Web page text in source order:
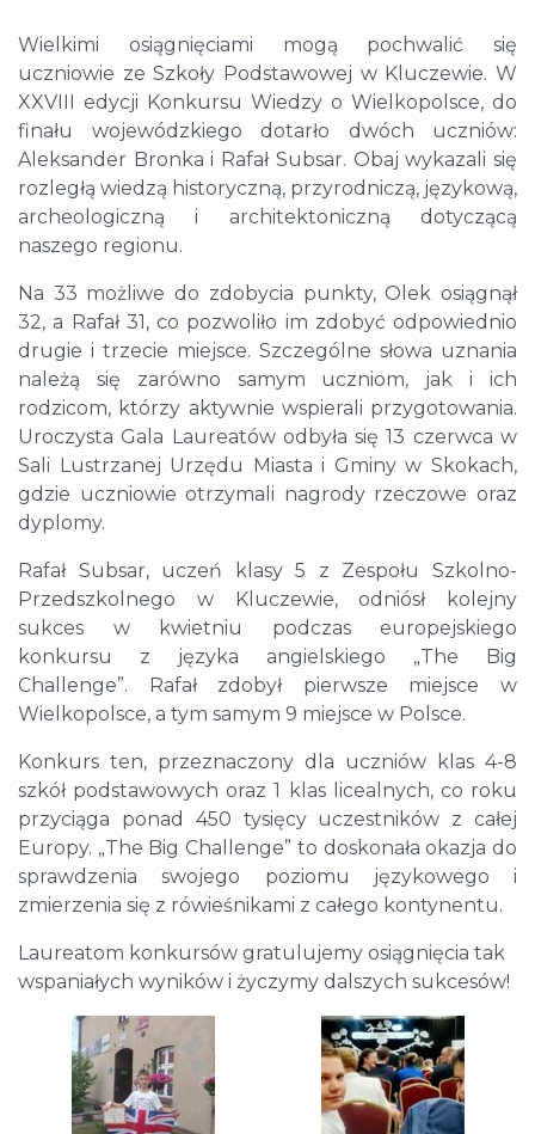
Wielkimi osiągnięciami mogą pochwalić się
uczniowie ze Szkoły Podstawowej w Kluczewie. W
XXVIII edycji Konkursu Wiedzy o Wielkopolsce, do
finału wojewódzkiego dotarło dwóch uczniów:
Aleksander Bronka i Rafał Subsar. Obaj wykazali się
rozległą wiedzą historyczną, przyrodniczą, językową,
archeologiczną i architektoniczną dotyczącą
naszego regionu.
Na 33 możliwe do zdobycia punkty, Olek osiągnął
32, a Rafał 31, co pozwoliło im zdobyć odpowiednio
drugie i trzecie miejsce. Szczególne słowa uznania
należą się zarówno samym uczniom, jak i ich
rodzicom, którzy aktywnie wspierali przygotowania.
Uroczysta Gala Laureatów odbyła się 13 czerwca w
Sali Lustrzanej Urzędu Miasta i Gminy w Skokach,
gdzie uczniowie otrzymali nagrody rzeczowe oraz
dyplomy.
Rafał Subsar, uczeń klasy 5 z Zespołu Szkolno-
Przedszkolnego w Kluczewie, odniósł kolejny
sukces w kwietniu podczas europejskiego
konkursu z języka angielskiego „The Big
Challenge”. Rafał zdobył pierwsze miejsce w
Wielkopolsce, a tym samym 9 miejsce w Polsce.
Konkurs ten, przeznaczony dla uczniów klas 4-8
szkół podstawowych oraz 1 klas licealnych, co roku
przyciąga ponad 450 tysięcy uczestników z całej
Europy. „The Big Challenge” to doskonała okazja do
sprawdzenia swojego poziomu językowego i
zmierzenia się z rówieśnikami z całego kontynentu.
Laureatom konkursów gratulujemy osiągnięcia tak
wspaniałych wyników i życzymy dalszych sukcesów!